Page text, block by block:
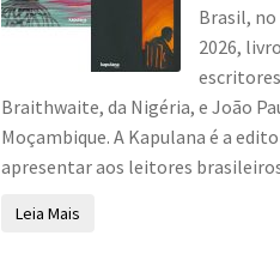
Brasil,
2026,
Braithwaite, da Nigéria, e João
Moçambique. A Kapulana é a
apresentar aos leitores brasileiros
Leia Mais